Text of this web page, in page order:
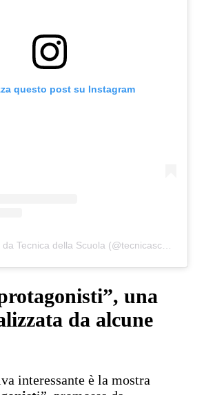
questo post su Instagram
una
da alcune
interessante è la mostra